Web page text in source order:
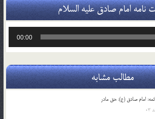
نامه امام صادق علیه السلام
00:00
مطالب مشابه
امام صادق (ع): حق مادر